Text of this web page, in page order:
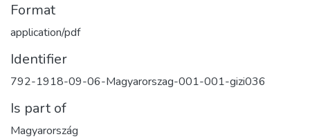
Format
application/pdf
Identifier
792-1918-09-06-Magyarorszag-001-001-gizi036
Is part of
Magyarország